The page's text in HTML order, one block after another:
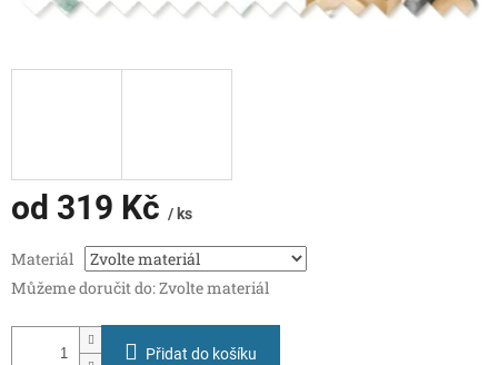
od 319 Kč / ks
cena:
Materiál
Můžeme doručit do:Zvolte materiál
Přidat do košíku